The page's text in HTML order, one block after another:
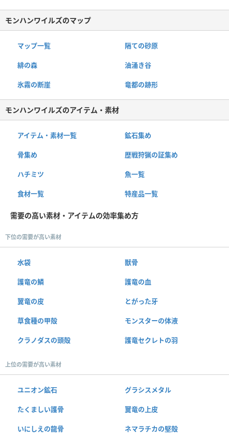
モンハンワイルズのマップ
マップ一覧 隔ての砂原
緋の森 油涌き谷
氷霧の断崖 竜都の跡形
モンハンワイルズのアイテム・素材
アイテム・素材一覧 鉱石集め
骨集め 歴戦狩猟の証集め
ハチミツ 魚一覧
食材一覧 特産品一覧
需要の高い素材・アイテムの効率集め方
下位の需要が高い素材
水袋 獣骨
護竜の鱗 護竜の血
翼竜の皮 とがった牙
草食種の甲殻 モンスターの体液
クラノダスの頭殻 護竜セクレトの羽
上位の需要が高い素材
ユニオン鉱石 グラシスメタル
たくましい護骨 翼竜の上皮
いにしえの龍骨 ネマラチカの堅殻